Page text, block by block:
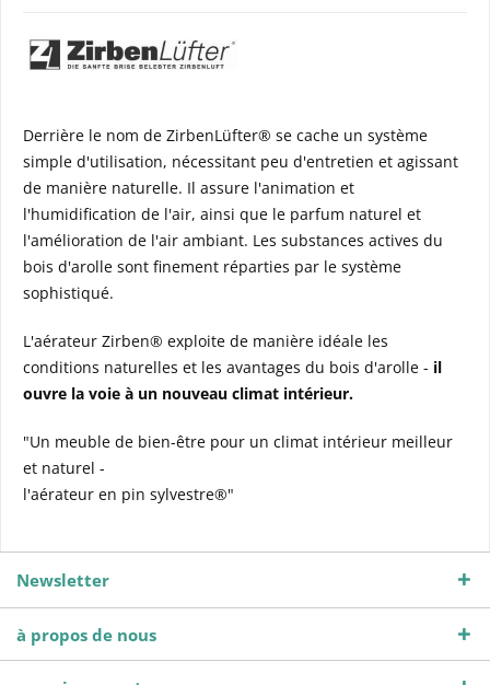
Derrière le nom de ZirbenLüfter® se cache un système
simple d'utilisation, nécessitant peu d'entretien et agissant
de manière naturelle. Il assure l'animation et
l'humidification de l'air, ainsi que le parfum naturel et
l'amélioration de l'air ambiant. Les substances actives du
bois d'arolle sont finement réparties par le système
sophistiqué.
L'aérateur Zirben® exploite de manière idéale les
conditions naturelles et les avantages du bois d'arolle - il
ouvre la voie à un nouveau climat intérieur.
"Un meuble de bien-être pour un climat intérieur meilleur
et naturel -
l'aérateur en pin sylvestre®"
Newsletter
à propos de nous